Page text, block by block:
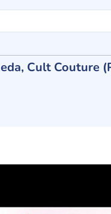
Cult Couture